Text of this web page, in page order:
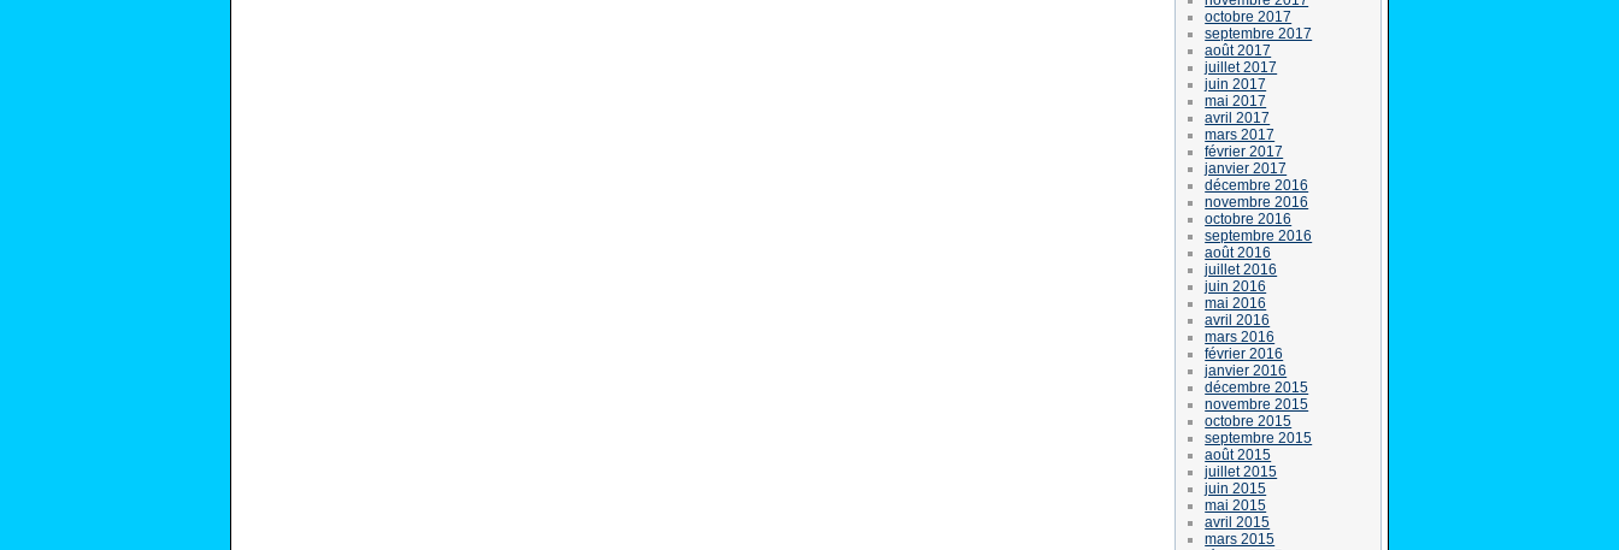
octobre 2017
septembre 2017
août 2017
juillet 2017
juin 2017
mai 2017
avril 2017
mars 2017
février 2017
janvier 2017
décembre 2016
novembre 2016
octobre 2016
septembre 2016
août 2016
juillet 2016
juin 2016
mai 2016
avril 2016
mars 2016
février 2016
janvier 2016
décembre 2015
novembre 2015
octobre 2015
septembre 2015
août 2015
juillet 2015
juin 2015
mai 2015
avril 2015
mars 2015